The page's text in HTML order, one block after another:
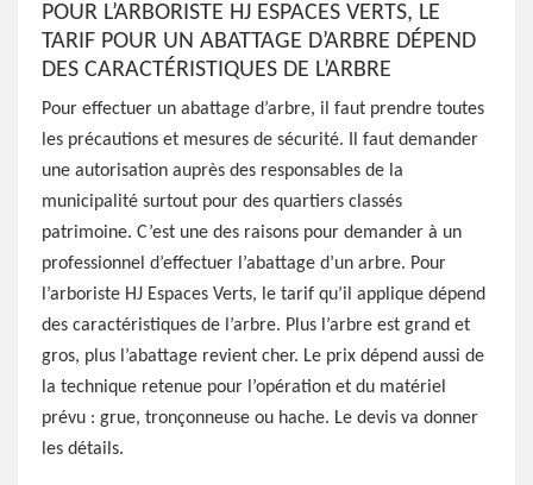
POUR L’ARBORISTE HJ ESPACES VERTS, LE
TARIF POUR UN ABATTAGE D’ARBRE DÉPEND
DES CARACTÉRISTIQUES DE L’ARBRE
Pour effectuer un abattage d’arbre, il faut prendre toutes
les précautions et mesures de sécurité. Il faut demander
une autorisation auprès des responsables de la
municipalité surtout pour des quartiers classés
patrimoine. C’est une des raisons pour demander à un
professionnel d’effectuer l’abattage d’un arbre. Pour
l’arboriste HJ Espaces Verts, le tarif qu’il applique dépend
des caractéristiques de l’arbre. Plus l’arbre est grand et
gros, plus l’abattage revient cher. Le prix dépend aussi de
la technique retenue pour l’opération et du matériel
prévu : grue, tronçonneuse ou hache. Le devis va donner
les détails.